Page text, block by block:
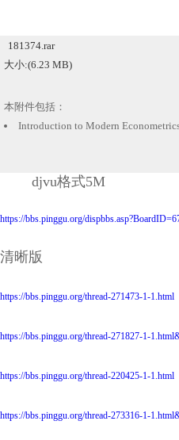
181374.rar
大小:(6.23 MB)
本附件包括：
Introduction to Modern
djvu格式5M
https://bbs.pinggu.org/
清晰版
https://bbs.pinggu.org/thread-271473-1-1.html
https://bbs.pinggu.org/thread-271827-1-
https://bbs.pinggu.org/thread-220425-1-1.html
https://bbs.pinggu.org/thread-273316-1-